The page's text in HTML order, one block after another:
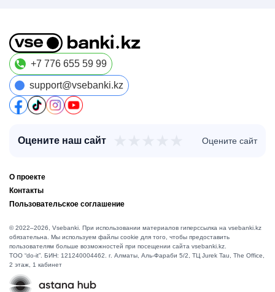
+7 776 655 59 99
support@vsebanki.kz
Оцените наш сайт Оцените сайт
О проекте
Контакты
Пользовательское соглашение
© 2022–2026, Vsebanki. При использовании материалов гиперссылка на vsebanki.kz
обязательна. Мы используем файлы cookie для того, чтобы предоставить
пользователям больше возможностей при посещении сайта vsebanki.kz.
TOO “do-it”. БИН: 121240004462. г. Алматы, ​Аль-Фараби 5/2, ТЦ Jurek Tau, The Office,
2 этаж, 1 кабинет